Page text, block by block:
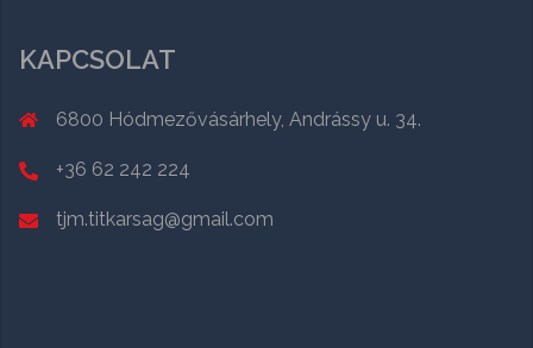
KAPCSOLAT
6800 Hódmezővásárhely, Andrássy u. 34.
+36 62 242 224
tjm.titkarsag@gmail.com